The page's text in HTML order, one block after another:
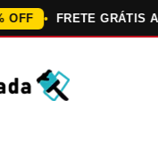
FRETE GRÁTIS ACIMA